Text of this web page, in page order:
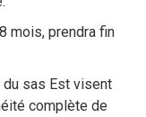
mois, prendra fin
du sas Est visent
complète de